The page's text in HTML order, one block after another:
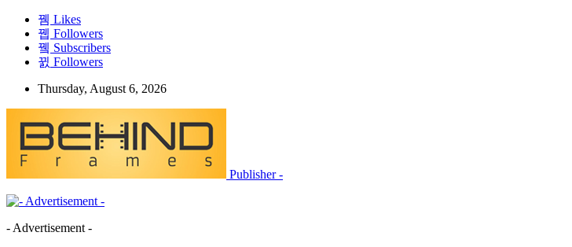
Likes
Followers
Subscribers
Followers
Thursday, August 6, 2026
Publisher -
- Advertisement -